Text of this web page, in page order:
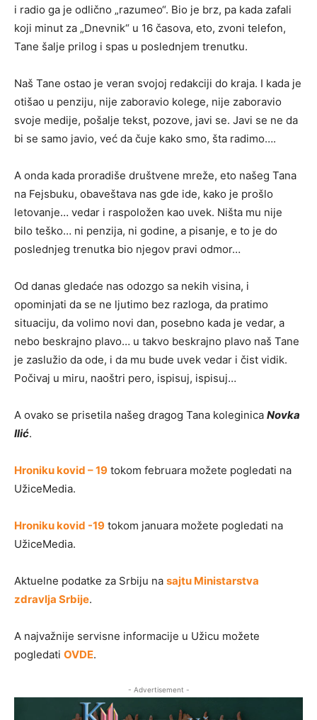
i radio ga je odlično „razumeo“. Bio je brz, pa kada zafali
koji minut za „Dnevnik“ u 16 časova, eto, zvoni telefon,
Tane šalje prilog i spas u poslednjem trenutku.
Naš Tane ostao je veran svojoj redakciji do kraja. I kada je
otišao u penziju, nije zaboravio kolege, nije zaboravio
svoje medije, pošalje tekst, pozove, javi se. Javi se ne da
bi se samo javio, već da čuje kako smo, šta radimo….
A onda kada proradiše društvene mreže, eto našeg Tana
na Fejsbuku, obaveštava nas gde ide, kako je prošlo
letovanje… vedar i raspoložen kao uvek. Ništa mu nije
bilo teško… ni penzija, ni godine, a pisanje, e to je do
poslednjeg trenutka bio njegov pravi odmor…
Od danas gledaće nas odozgo sa nekih visina, i
opominjati da se ne ljutimo bez razloga, da pratimo
situaciju, da volimo novi dan, posebno kada je vedar, a
nebo beskrajno plavo… u takvo beskrajno plavo naš Tane
je zaslužio da ode, i da mu bude uvek vedar i čist vidik.
Počivaj u miru, naoštri pero, ispisuj, ispisuj…
A ovako se prisetila našeg dragog Tana koleginica Novka
Ilić.
Hroniku kovid – 19 tokom februara možete pogledati na
UžiceMedia.
Hroniku kovid -19 tokom januara možete pogledati na
UžiceMedia.
Aktuelne podatke za Srbiju na sajtu Ministarstva
zdravlja Srbije.
A najvažnije servisne informacije u Užicu možete
pogledati OVDE.
- Advertisement -